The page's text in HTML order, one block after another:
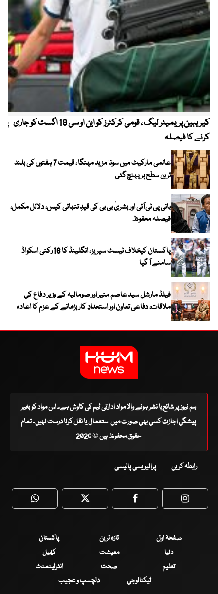
کیریبین پریمیئر لیگ ، قومی کرکٹرز کو این او سی 19 اگست کو جاری
کرنے کا فیصلہ
عالمی مارکیٹ میں سونا مزید مہنگا ، قیمت 7 ہفتوں کی بلند
ترین سطح پر پہنچ گئی
بانی پی ٹی آئی اور بشریٰ بی بی کی قیدِ تنہائی کیس، دلائل مکمل،
فیصلہ محفوظ
پاکستان کیخلاف ٹیسٹ سیریز ، انگلینڈ کا 16 رکنی اسکواڈ
سامنے آ گیا
فیلڈ مارشل سید عاصم منیر اور صومالیہ کے وزیر دفاع کی
ملاقات، دفاعی تعاون اور استعدادِ کار بڑھانے کے عزم کا اعادہ
ہم نیوز پر شائع یا نشر ہونے والا مواد ادارتی ٹیم کی کاوش ہے۔ اس مواد کو بغیر
پیشگی اجازت کسی بھی صورت میں استعمال یا نقل کرنا درست نہیں۔ تمام
حقوق محفوظ ہیں © 2026
رابطہ کریں پرائیویسی پالیسی
WhatsApp Twitter Facebook
صفحۂ اول تازہ ترین
پاکستان
دنیا
معیشت
کھیل
تعلیم
صحت
انٹرٹینمنٹ
ٹیکنالوجی
دلچسپ و عجیب